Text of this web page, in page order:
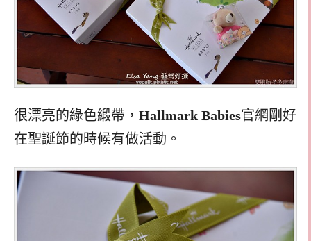
很漂亮的綠色緞帶， Hallmark Babies官網剛好
在聖誕節的時候有做活動。